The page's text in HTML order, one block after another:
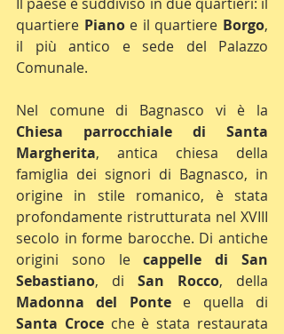
quartiere Piano e il quartiere Borgo,
il più antico e sede del Palazzo
Comunale.
Chiesa parrocchiale di Santa
Margherita, antica chiesa della
famiglia dei signori di Bagnasco, in
origine in stile romanico, è stata
profondamente ristrutturata nel XVIII
secolo in forme barocche. Di antiche
origini sono le cappelle di San
Sebastiano, di San Rocco
Madonna del Ponte
Santa Croce che è stata restaurata